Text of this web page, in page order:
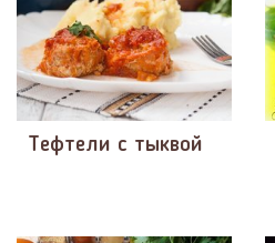
Тефтели с тыквой